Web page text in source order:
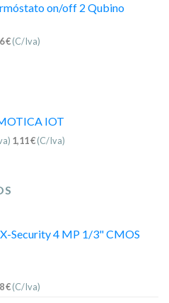
on/off 2 Qubino
€(C/Iva)
IOT
1,11€(C/Iva)
Security 4 MP 1/3" CMOS
€(C/Iva)